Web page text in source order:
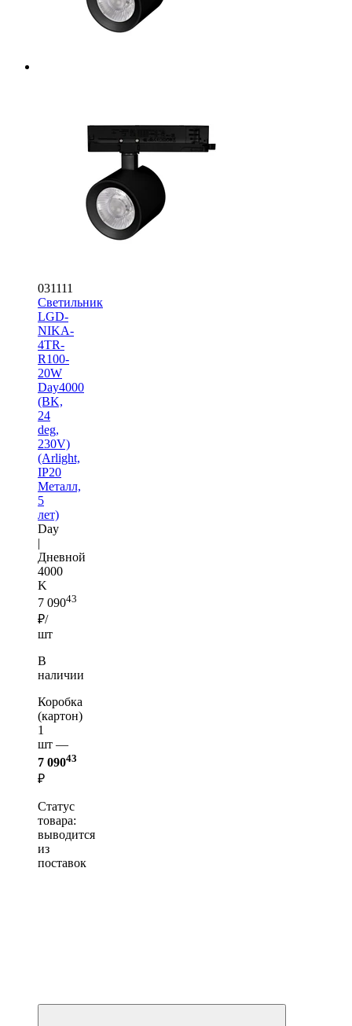
031111
Светильник
LGD-
NIKA-
4TR-
R100-
20W
Day4000
(BK,
24
deg,
230V)
(Arlight,
IP20
Металл,
5
лет)
Day
|
Дневной
4000
K
7 09043
₽/
шт
В
наличии
Коробка
(картон)
1
шт —
7 09043
₽
Статус
товара:
выводится
из
поставок